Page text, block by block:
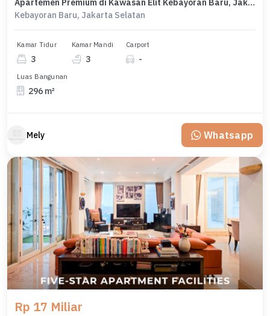
Apartemen Premium di Kawasan Elit Kebayoran Baru, Jakarta Selatan, Harga 17 Miliar
Kebayoran Baru, Jakarta Selatan
Kamar Tidur
3
Kamar Mandi
3
Carport
-
Luas Bangunan
296 m²
Mely Whatsapp
Rp 17 Miliar